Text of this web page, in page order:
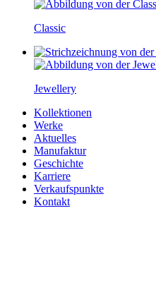
Classic
Jewellery
Kollektionen
Werke
Aktuelles
Manufaktur
Geschichte
Karriere
Verkaufspunkte
Kontakt